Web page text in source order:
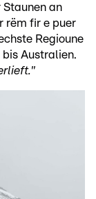
an
rëm fir e puer
Regioune
Australien.